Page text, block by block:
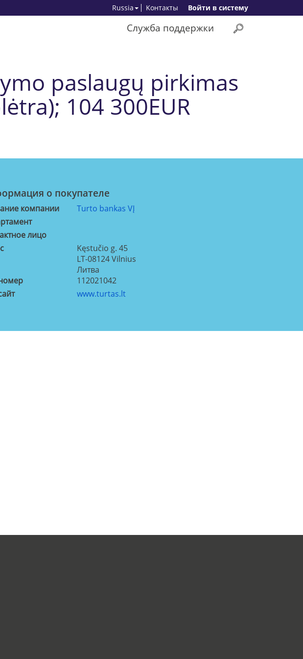
Bойти в систему
Kонтакты
Russia
Служба поддержки
paslaugų pirkimas
104 300EUR
о покупателе
компании
Turto bankas VĮ
лицо
Kęstučio g. 45
LT-08124Vilnius
Литва
112021042
www.turtas.lt